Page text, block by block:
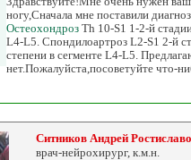
ногу,Сначала мне поставили
Остеохондроз Th 10-S1 1-2-й
L4-L5. Спондилоартроз L2-S1 2-й
степени в сегменте L4-L5.
нет.Пожалуйста,посоветуйте что-
Ситников Андрей
врач-нейрохирург, к.м.н.